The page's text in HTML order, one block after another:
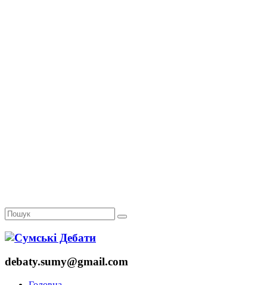
debaty.sumy@gmail.com